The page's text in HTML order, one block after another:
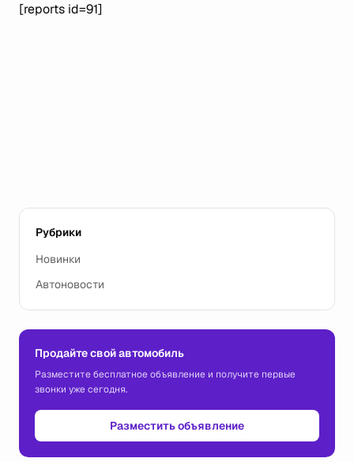
[reports id=91]
Рубрики
Новинки
Автоновости
Продайте свой автомобиль
Разместите бесплатное объявление и получите первые
звонки уже сегодня.
Разместить объявление